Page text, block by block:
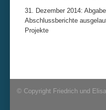
31. Dezember 2014:
Abschlussberichte
Projekte
© Copyright Friedrich und